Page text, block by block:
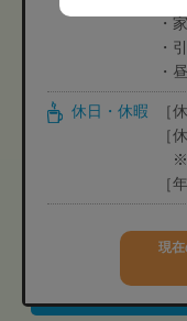
・
・
・
休日・休暇
［
［
※
［
現